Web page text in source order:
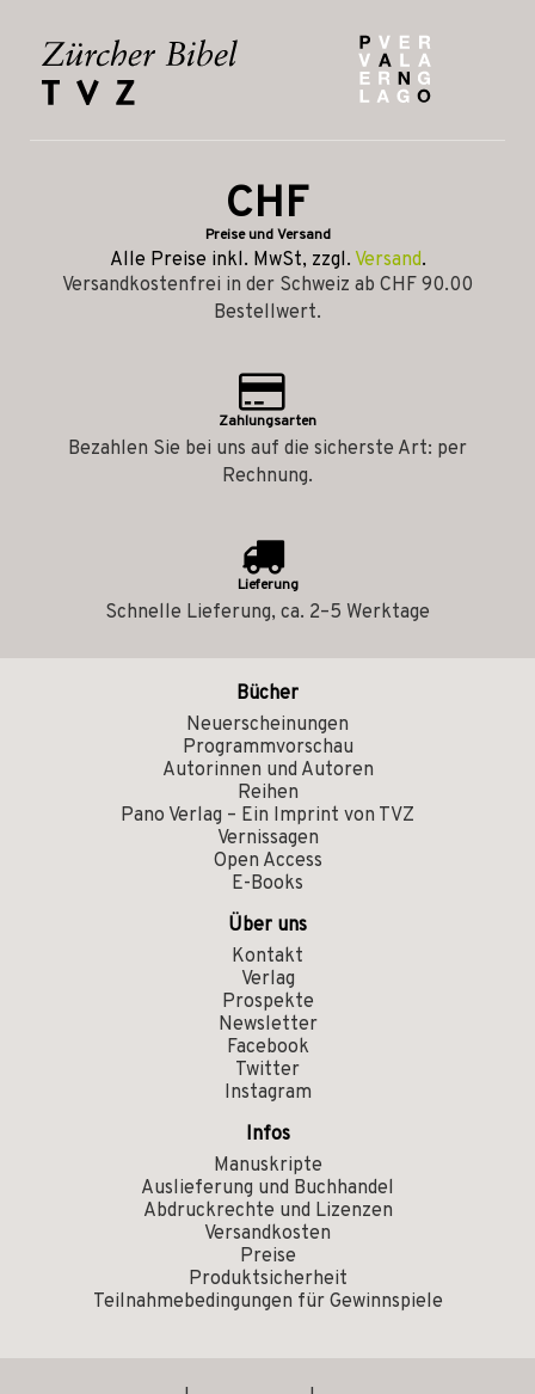
CHF
Preise und Versand
Alle Preise inkl. MwSt, zzgl. Versand.
Versandkostenfrei in der Schweiz ab CHF 90.00
Bestellwert.
Zahlungsarten
Bezahlen Sie bei uns auf die sicherste Art: per
Rechnung.
Lieferung
Schnelle Lieferung, ca. 2–5 Werktage
Bücher
Neuerscheinungen
Programmvorschau
Autorinnen und Autoren
Reihen
Pano Verlag – Ein Imprint von TVZ
Vernissagen
Open Access
E-Books
Über uns
Kontakt
Verlag
Prospekte
Newsletter
Facebook
Twitter
Instagram
Infos
Manuskripte
Auslieferung und Buchhandel
Abdruckrechte und Lizenzen
Versandkosten
Preise
Produktsicherheit
Teilnahmebedingungen für Gewinnspiele